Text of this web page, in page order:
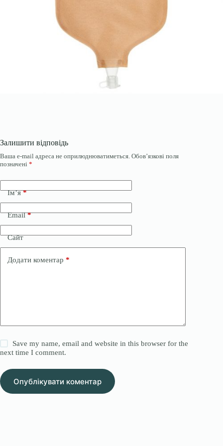
Залишити відповідь
Ваша e-mail адреса не оприлюднюватиметься. Обов’язкові поля
позначені *
Ім’я*
Email*
Сайт
Додати коментар *
Save my name, email and website in this browser for the
next time I comment.
Опублікувати коментар